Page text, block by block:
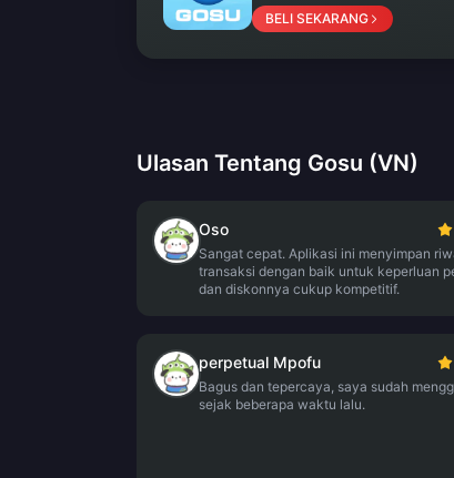
BELI SEKARANG
Ulasan Tentang Gosu (VN)
Oso
Sangat cepat. Aplikasi ini menyimpan
transaksi dengan baik untuk keperluan
dan diskonnya cukup kompetitif.
perpetual Mpofu
Bagus dan tepercaya, saya sudah
sejak beberapa waktu lalu.